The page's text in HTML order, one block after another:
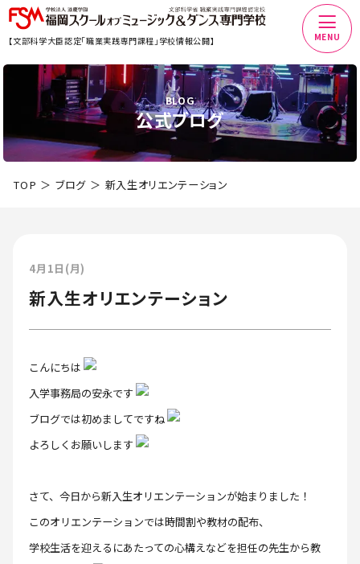
【文部科学大臣認定「職業実践専門課程」学校情報公開】 MENU
BLOG
公式ブログ
TOP ブログ 新入生オリエンテーション
4月1日(月)
新入生オリエンテーション
こんにちは
入学事務局の安永です
ブログでは初めましてですね
よろしくお願いします
さて、今日から新入生オリエンテーションが始まりました！
このオリエンテーションでは時間割や教材の配布、
学校生活を迎えるにあたっての心構えなどを担任の先生から教